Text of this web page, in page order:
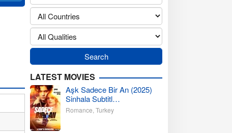
LATEST MOVIES
Aşk Sadece Bir An (2025)
Sinhala Subtitl…
Romance Turkey